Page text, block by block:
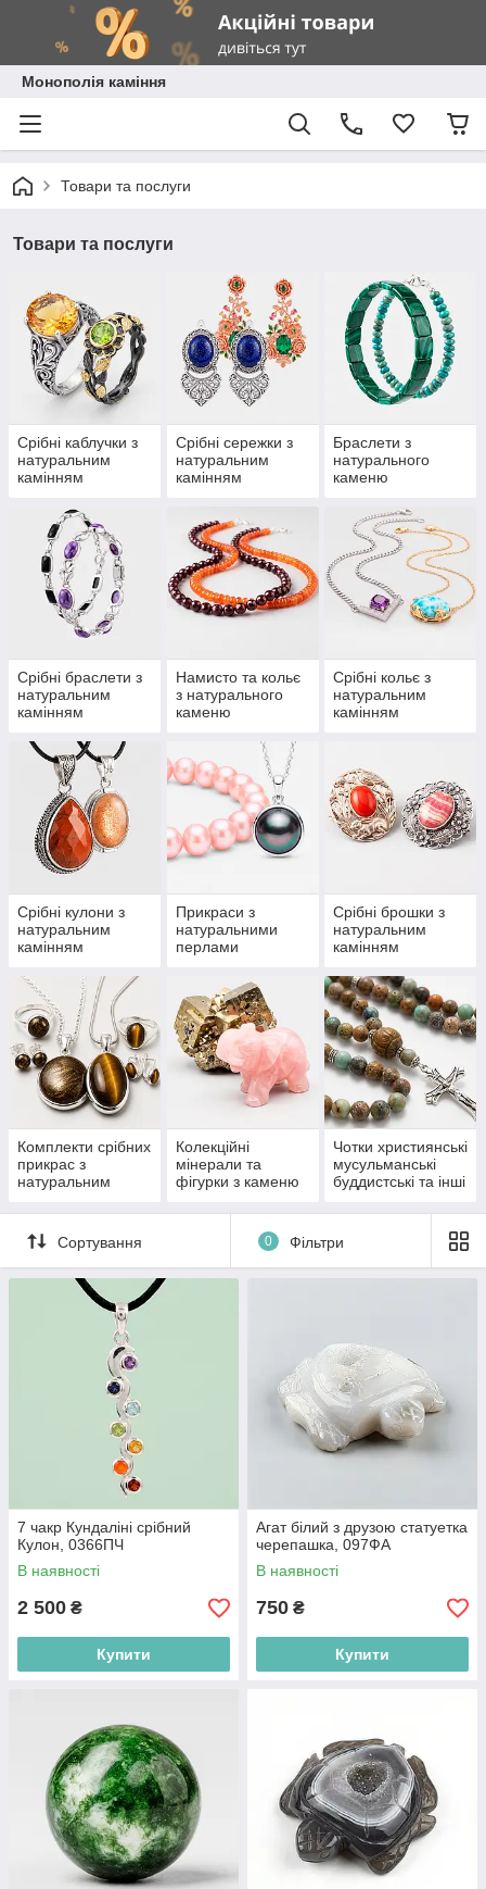
Монополія каміння
Товари та послуги
Товари та послуги
Срібні каблучки з
натуральним
камінням
Срібні сережки з
натуральним
камінням
Браслети з
натурального
каменю
Срібні браслети з
натуральним
камінням
Намисто та кольє
з натурального
каменю
Срібні кольє з
натуральним
камінням
Срібні кулони з
натуральним
камінням
Прикраси з
натуральними
перлами
Срібні брошки з
натуральним
камінням
Комплекти срібних
прикрас з
натуральним
Колекційні
мінерали та
фігурки з каменю
Чотки християнські
мусульманські
буддистські та інші
Сортування 0 Фільтри
7 чакр Кундаліні срібний
Кулон, 0366ПЧ
В наявності
2 500 ₴
Купити
Агат білий з друзою статуетка
черепашка, 097ФА
В наявності
750 ₴
Купити